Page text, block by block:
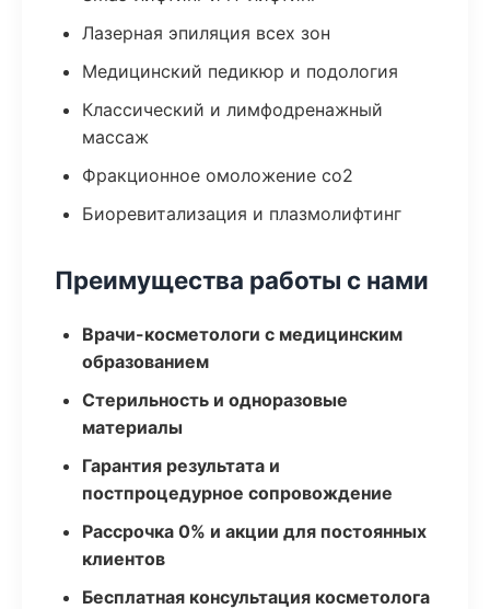
Лазерная эпиляция всех зон
Медицинский педикюр и подология
Классический и лимфодренажный
массаж
Фракционное омоложение co2
Биоревитализация и плазмолифтинг
Преимущества работы с нами
Врачи-косметологи с медицинским
образованием
Стерильность и одноразовые
материалы
Гарантия результата и
постпроцедурное сопровождение
Рассрочка 0% и акции для постоянных
клиентов
Бесплатная консультация косметолога